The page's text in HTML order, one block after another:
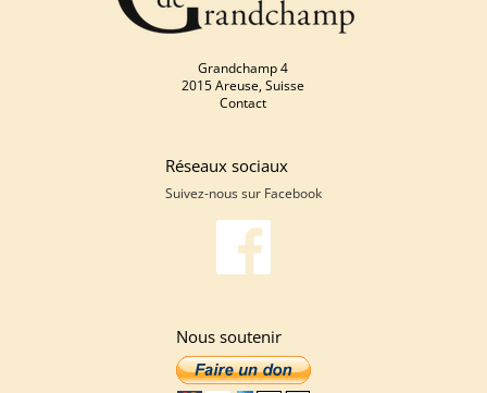
Grandchamp 4
2015 Areuse, Suisse
Contact
Réseaux sociaux
Suivez-nous sur Facebook
Nous soutenir